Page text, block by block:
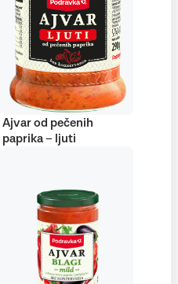
Ajvar od pečenih
paprika – ljuti